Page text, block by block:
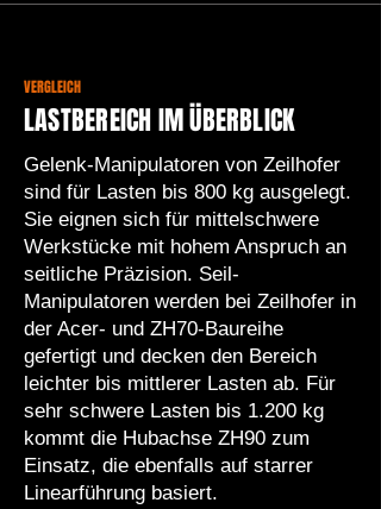
VERGLEICH
LASTBEREICH IM ÜBERBLICK
Gelenk-Manipulatoren von Zeilhofer
sind für Lasten bis 800 kg ausgelegt.
Sie eignen sich für mittelschwere
Werkstücke mit hohem Anspruch an
seitliche Präzision. Seil-
Manipulatoren werden bei Zeilhofer in
der Acer- und ZH70-Baureihe
gefertigt und decken den Bereich
leichter bis mittlerer Lasten ab. Für
sehr schwere Lasten bis 1.200 kg
kommt die Hubachse ZH90 zum
Einsatz, die ebenfalls auf starrer
Linearführung basiert.